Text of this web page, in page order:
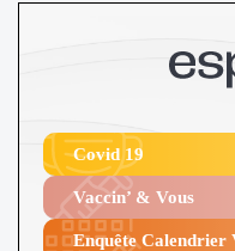
Covid 19
Vaccin’ & Vous
Enquête Calendrier